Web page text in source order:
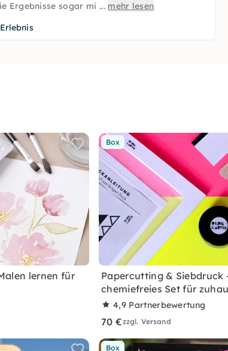
Ergebnisse sogar mi ... mehr lesen
lernen für
Box
Papercutting & Siebdruck
chemiefreies Set für
4,9 Partnerbewertung
70 €zzgl. Versand
Box